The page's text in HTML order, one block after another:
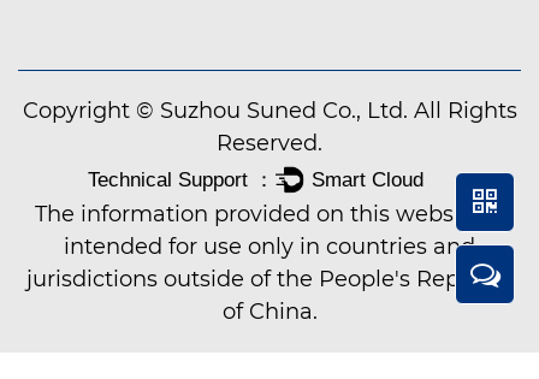
Copyright © Suzhou Suned Co., Ltd. All Rights
Reserved.
The information provided on this website is
intended for use only in countries and
jurisdictions outside of the People's Republic
of China.